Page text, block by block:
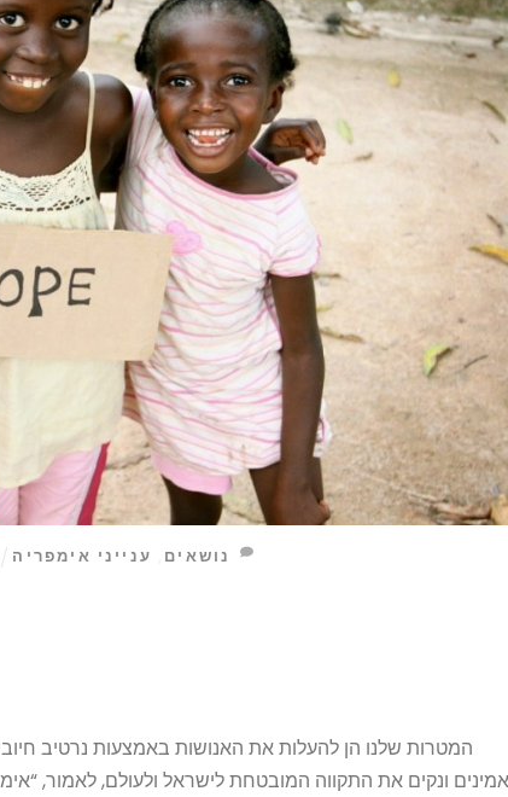
נושאים ענייני אימפריה
המטרות שלנו הן להעלות את האנושות באמצעות נרטיב
ונקים את התקווה המובטחת לישראל ולעולם, לאמור,